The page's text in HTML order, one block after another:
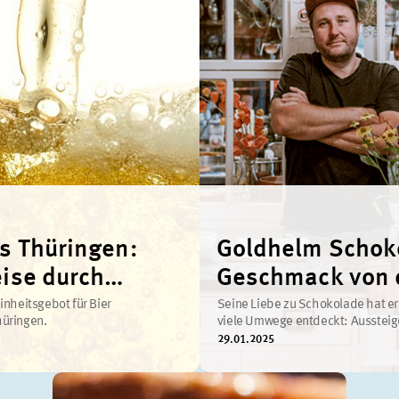
Thüringen:
durch
und Moderne
für Bier
Goldhelm
Geschmack von
Erfurter
Seine Liebe zu Schokolade hat
viele Umwege entdeckt:
Musiker, Grafiker
29.01.2025